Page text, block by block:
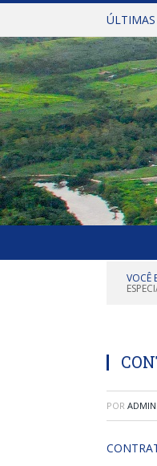
ÚLTIMAS
VOCÊ
POR